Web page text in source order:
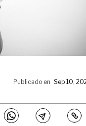
Publicado en Sep 10,